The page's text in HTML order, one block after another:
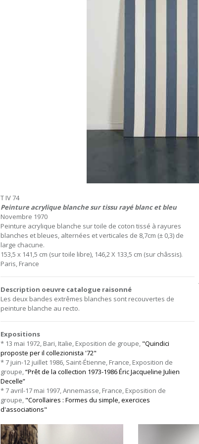
T IV 74
Peinture acrylique blanche sur tissu rayé blanc et bleu
Novembre 1970
Peinture acrylique blanche sur toile de coton tissé à rayures
blanches et bleues, alternées et verticales de 8,7cm (± 0,3) de
large chacune.
153,5 x 141,5 cm (sur toile libre), 146,2 X 133,5 cm (sur châssis).
Paris, France
Description oeuvre catalogue raisonné
Les deux bandes extrêmes blanches sont recouvertes de
peinture blanche au recto.
Expositions
* 13 mai 1972, Bari, Italie, Exposition de groupe, "Quindici
proposte per il collezionista '72"
* 7 juin-12 juillet 1986, Saint-Étienne, France, Exposition de
groupe,“Prêt de la collection 1973-1986 Éric Jacqueline Julien
Decelle”
* 7 avril-17 mai 1997, Annemasse, France, Exposition de
groupe, "Corollaires : Formes du simple, exercices
d'associations"